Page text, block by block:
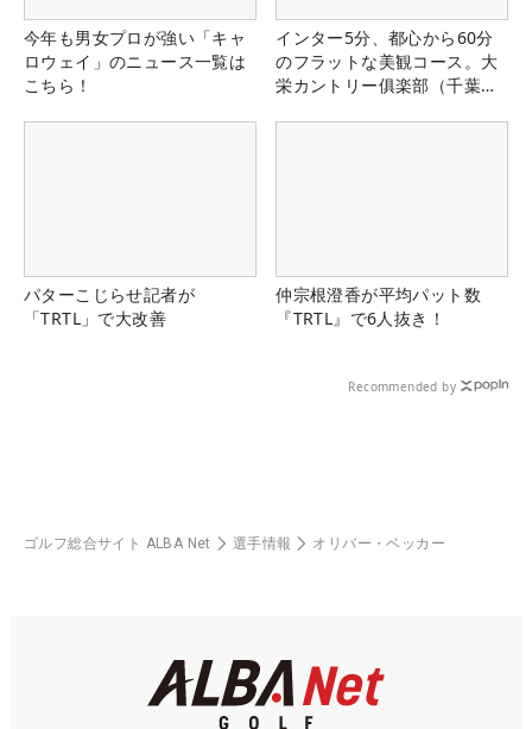
今年も男女プロが強い「キャ
ロウェイ」のニュース一覧は
こちら！
インター5分、都心から60分
のフラットな美観コース。大
栄カントリー俱楽部（千葉
パターこじらせ記者が
「TRTL」で大改善
仲宗根澄香が平均パット数
『TRTL』で6人抜き！
Recommended by
ゴルフ総合サイト ALBA Net 選手情報 オリバー・ベッカー